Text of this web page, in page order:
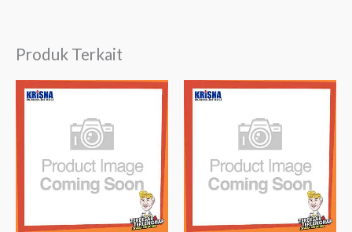
Produk Terkait